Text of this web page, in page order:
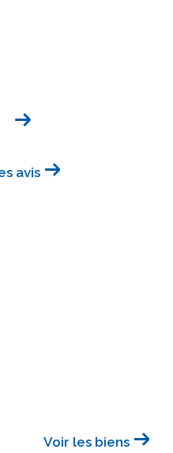
avis
Voir les biens